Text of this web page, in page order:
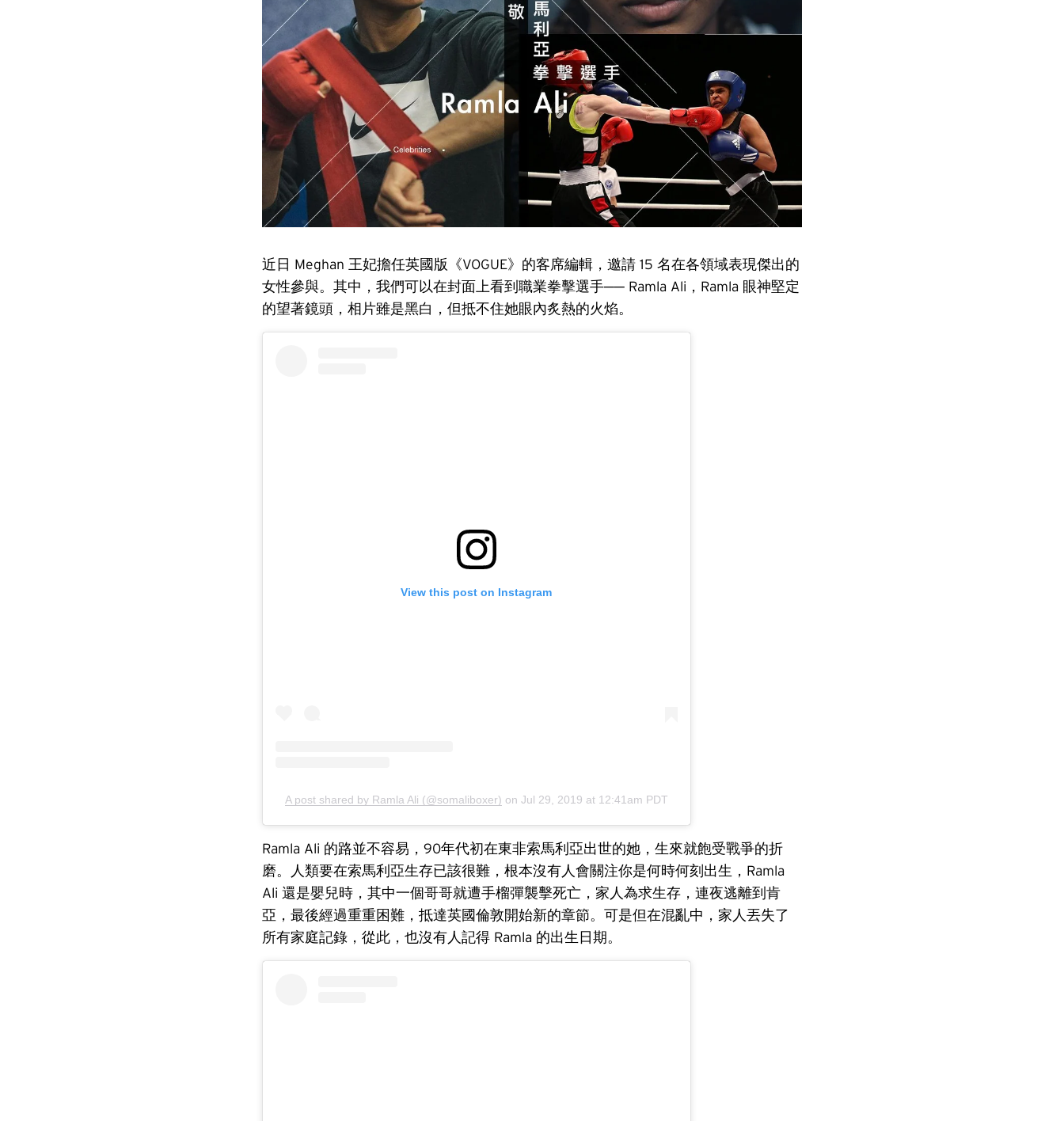
近日 Meghan 王妃擔任英國版《VOGUE》的客席編輯，邀請 15 名在各領域表現傑出的
女性參與。其中，我們可以在封面上看到職業拳擊選手── Ramla Ali，Ramla 眼神堅定
的望著鏡頭，相片雖是黑白，但抵不住她眼內炙熱的火焰。
View this post on Instagram
A post shared by Ramla Ali (@somaliboxer) on Jul 29, 2019 at 12:41am PDT
Ramla Ali 的路並不容易，90年代初在東非索馬利亞出世的她，生來就飽受戰爭的折
磨。人類要在索馬利亞生存已該很難，根本沒有人會關注你是何時何刻出生，Ramla
Ali 還是嬰兒時，其中一個哥哥就遭手榴彈襲擊死亡，家人為求生存，連夜逃離到肯
亞，最後經過重重困難，抵達英國倫敦開始新的章節。可是但在混亂中，家人丟失了
所有家庭記錄，從此，也沒有人記得 Ramla 的出生日期。